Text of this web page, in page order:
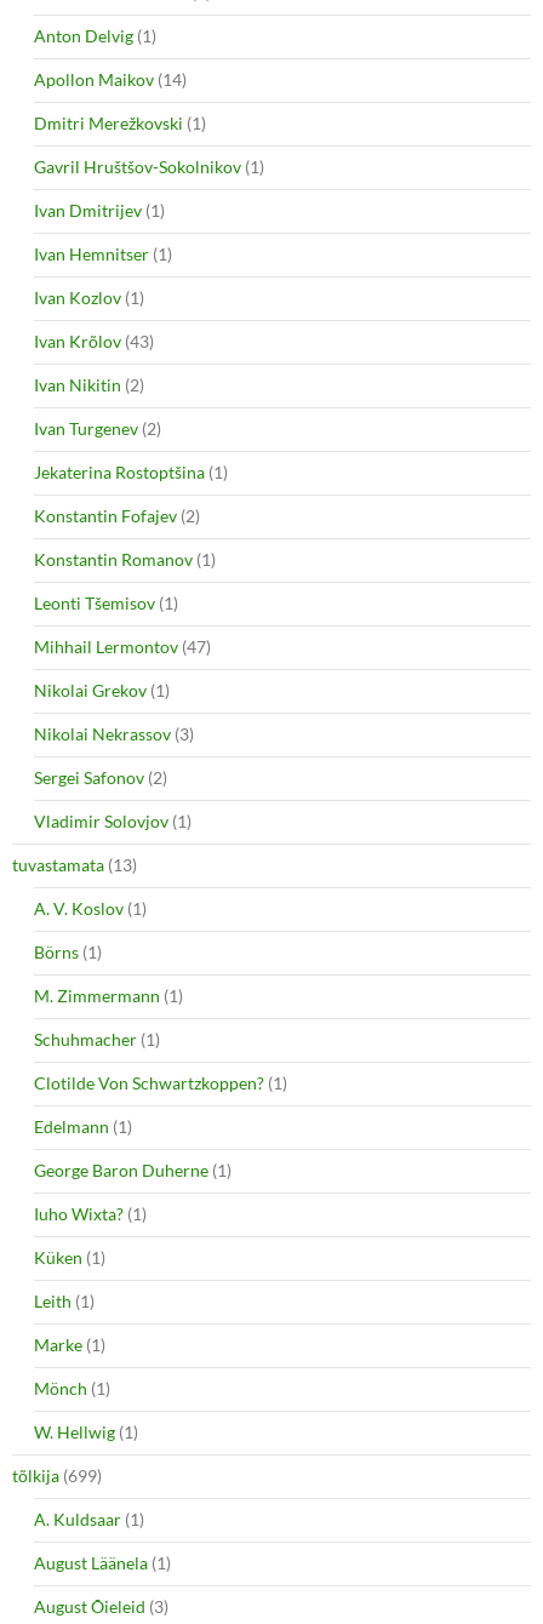
Anton Delvig (1)
Apollon Maikov (14)
Dmitri Merežkovski (1)
Gavril Hruštšov-Sokolnikov (1)
Ivan Dmitrijev (1)
Ivan Hemnitser (1)
Ivan Kozlov (1)
Ivan Krõlov (43)
Ivan Nikitin (2)
Ivan Turgenev (2)
Jekaterina Rostoptšina (1)
Konstantin Fofajev (2)
Konstantin Romanov (1)
Leonti Tšemisov (1)
Mihhail Lermontov (47)
Nikolai Grekov (1)
Nikolai Nekrassov (3)
Sergei Safonov (2)
Vladimir Solovjov (1)
tuvastamata (13)
A. V. Koslov (1)
Börns (1)
M. Zimmermann (1)
Schuhmacher (1)
Clotilde Von Schwartzkoppen? (1)
Edelmann (1)
George Baron Duherne (1)
Iuho Wixta? (1)
Küken (1)
Leith (1)
Marke (1)
Mönch (1)
W. Hellwig (1)
tõlkija (699)
A. Kuldsaar (1)
August Läänela (1)
August Õieleid (3)